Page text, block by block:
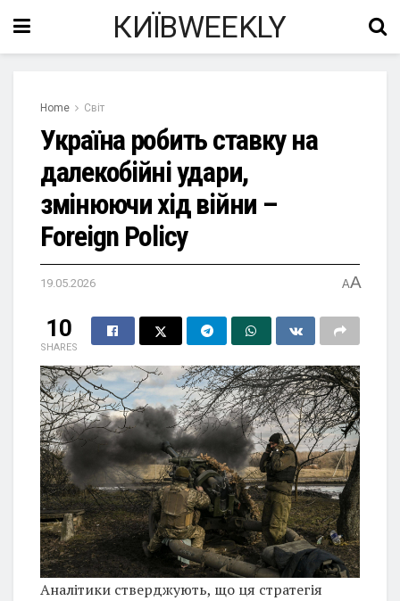
КИЇВWEEKLY
Home Світ
Україна робить ставку на
далекобійні удари,
змінюючи хід війни –
Foreign Policy
19.05.2026 AA
10
SHARES
Аналітики стверджують, що ця стратегія